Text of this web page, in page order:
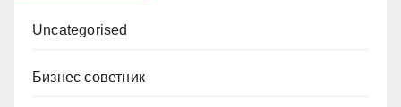
Uncategorised
Бизнес советник